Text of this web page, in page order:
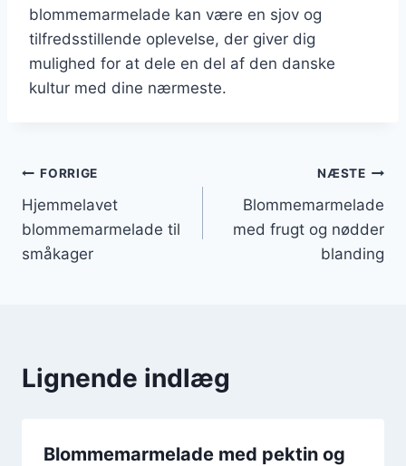
blommemarmelade kan være en sjov og
tilfredsstillende oplevelse, der giver dig
mulighed for at dele en del af den danske
kultur med dine nærmeste.
Indlægsnavigation
FORRIGE
Hjemmelavet
blommemarmelade til
småkager
NÆSTE
Blommemarmelade
med frugt og nødder
blanding
Lignende indlæg
Blommemarmelade med pektin og